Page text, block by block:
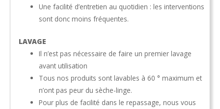
Une facilité d’entretien au quotidien : les interventions
sont donc moins fréquentes.
LAVAGE
Il n’est pas nécessaire de faire un premier lavage
avant utilisation
Tous nos produits sont lavables à 60 ° maximum et
n’ont pas peur du sèche-linge.
Pour plus de facilité dans le repassage, nous vous